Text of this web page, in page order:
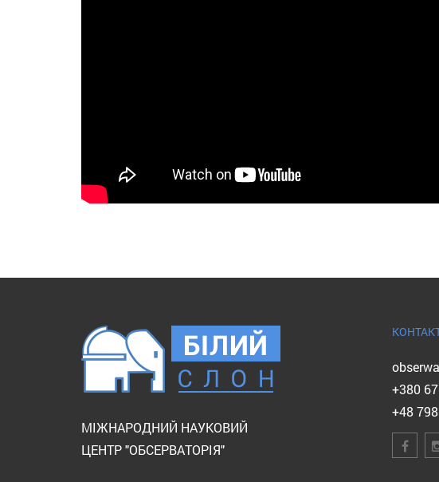
МІЖНАРОДНИЙ НАУКОВИЙ
ЦЕНТР "ОБСЕРВАТОРІЯ"
+380
+48